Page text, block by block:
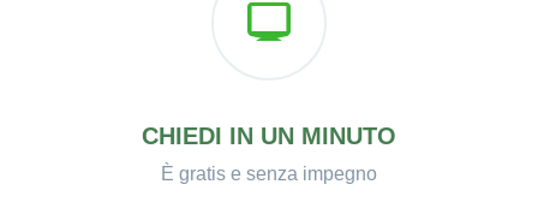
CHIEDI IN UN MINUTO
È gratis e senza impegno